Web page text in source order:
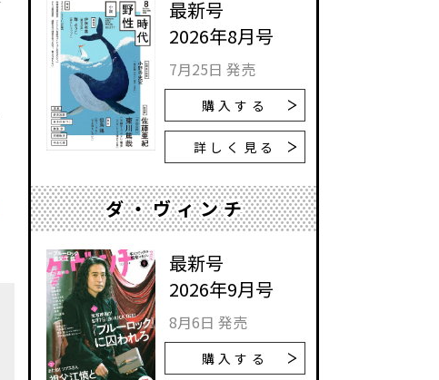
最新号
2026年8月号
7月25日 発売
購入する
詳しく見る
ダ・ヴィンチ
最新号
2026年9月号
8月6日 発売
購入する